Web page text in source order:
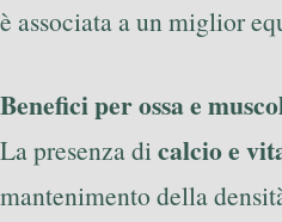
è associata a un miglior
Benefici per ossa e
La presenza dicalcio e
mantenimento della